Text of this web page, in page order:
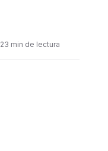
23 min de lectura